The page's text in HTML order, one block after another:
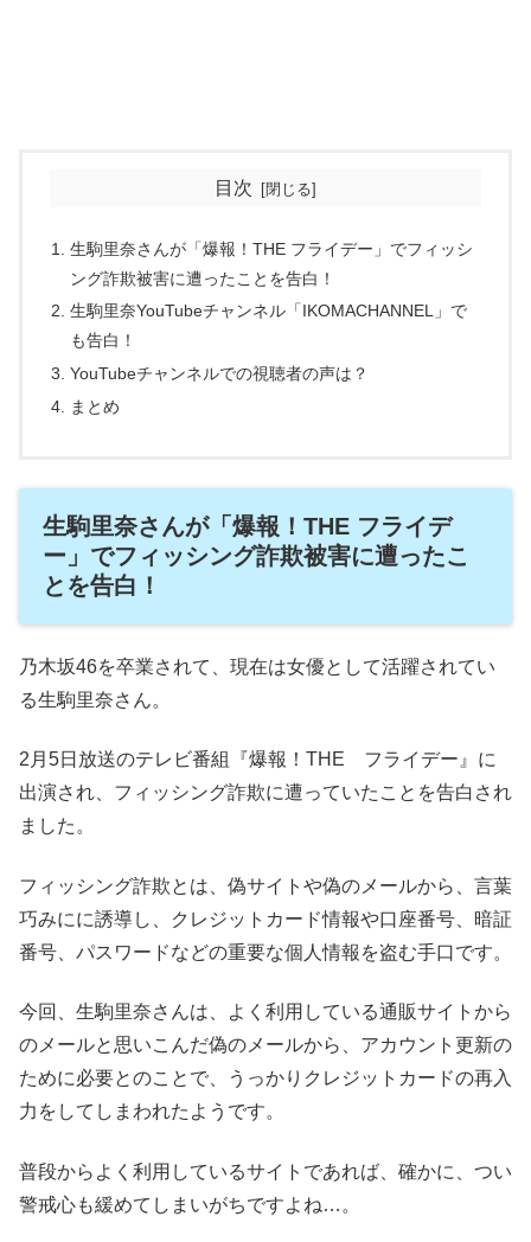
目次
生駒里奈さんが「爆報！THE フライデー」でフィッシ
ング詐欺被害に遭ったことを告白！
生駒里奈YouTubeチャンネル「IKOMACHANNEL」で
も告白！
YouTubeチャンネルでの視聴者の声は？
まとめ
生駒里奈さんが「爆報！THE フライデ
ー」でフィッシング詐欺被害に遭ったこ
とを告白！
乃木坂46を卒業されて、現在は女優として活躍されてい
る生駒里奈さん。
2月5日放送のテレビ番組『爆報！THE フライデー』に
出演され、フィッシング詐欺に遭っていたことを告白され
ました。
フィッシング詐欺とは、偽サイトや偽のメールから、言葉
巧みにに誘導し、クレジットカード情報や口座番号、暗証
番号、パスワードなどの重要な個人情報を盗む手口です。
今回、生駒里奈さんは、よく利用している通販サイトから
のメールと思いこんだ偽のメールから、アカウント更新の
ために必要とのことで、うっかりクレジットカードの再入
力をしてしまわれたようです。
普段からよく利用しているサイトであれば、確かに、つい
警戒心も緩めてしまいがちですよね…。